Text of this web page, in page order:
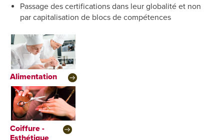
Passage des certifications dans leur globalité et non
par capitalisation de blocs de compétences
Alimentation
Coiffure -
Esthétique